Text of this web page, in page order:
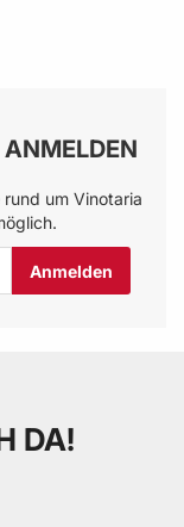
um Vinotaria
DA!